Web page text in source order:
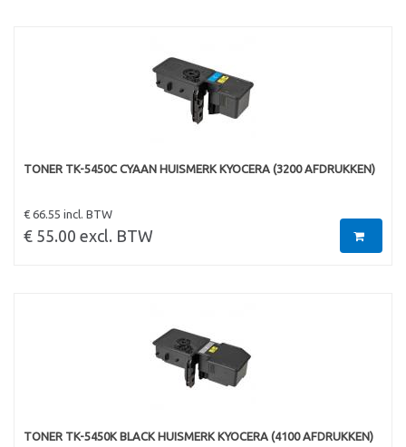
TONER TK-5450C CYAAN HUISMERK KYOCERA (3200 AFDRUKKEN)
€ 66.55 incl. BTW
€ 55.00 excl. BTW
TONER TK-5450K BLACK HUISMERK KYOCERA (4100 AFDRUKKEN)